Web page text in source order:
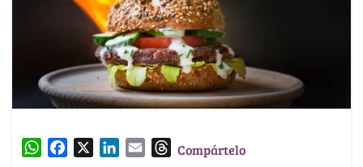
W
TCompártelo